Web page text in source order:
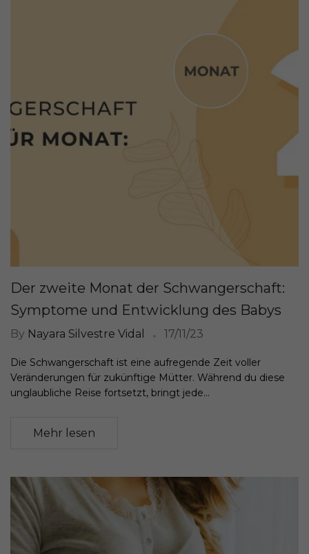
Der zweite Monat der Schwangerschaft:
Symptome und Entwicklung des Babys
By Nayara Silvestre Vidal 17/11/23
Die Schwangerschaft ist eine aufregende Zeit voller
Veränderungen für zukünftige Mütter. Während du diese
unglaubliche Reise fortsetzt, bringt jede...
Mehr lesen